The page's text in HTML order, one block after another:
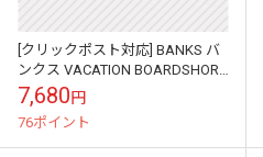
[クリックポスト対応] BANKS バ
ンクス VACATION BOARDSHORT
ボードショーツ BS0178
7,680円
76ポイント